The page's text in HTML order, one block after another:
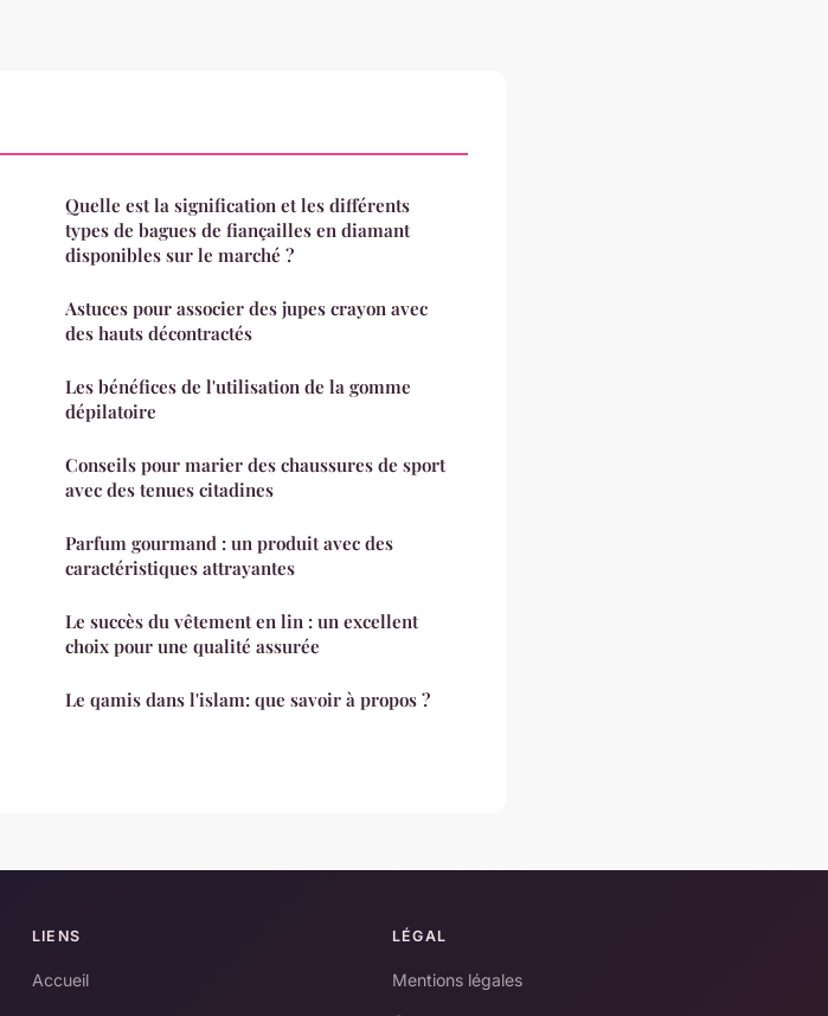
Quelle est la signification et les différents
types de bagues de fiançailles en diamant
disponibles sur le marché ?
Astuces pour associer des jupes crayon avec
des hauts décontractés
Les bénéfices de l'utilisation de la gomme
dépilatoire
Conseils pour marier des chaussures de sport
avec des tenues citadines
Parfum gourmand : un produit avec des
caractéristiques attrayantes
Le succès du vêtement en lin : un excellent
choix pour une qualité assurée
Le qamis dans l'islam: que savoir à propos ?
LIENS
Accueil
LÉGAL
Mentions légales